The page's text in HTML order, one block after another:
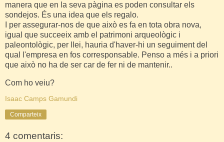
manera que en la seva pàgina es poden consultar els
sondejos. És una idea que els regalo.
I per assegurar-nos de que això es fa en tota obra nova,
igual que succeeix amb el patrimoni arqueològic i
paleontològic, per llei, hauria d'haver-hi un seguiment del
qual l'empresa en fos corresponsable. Penso a més i a priori
que això no ha de ser car de fer ni de mantenir..
Com ho veiu?
Isaac Camps Gamundi
Comparteix
4 comentaris: